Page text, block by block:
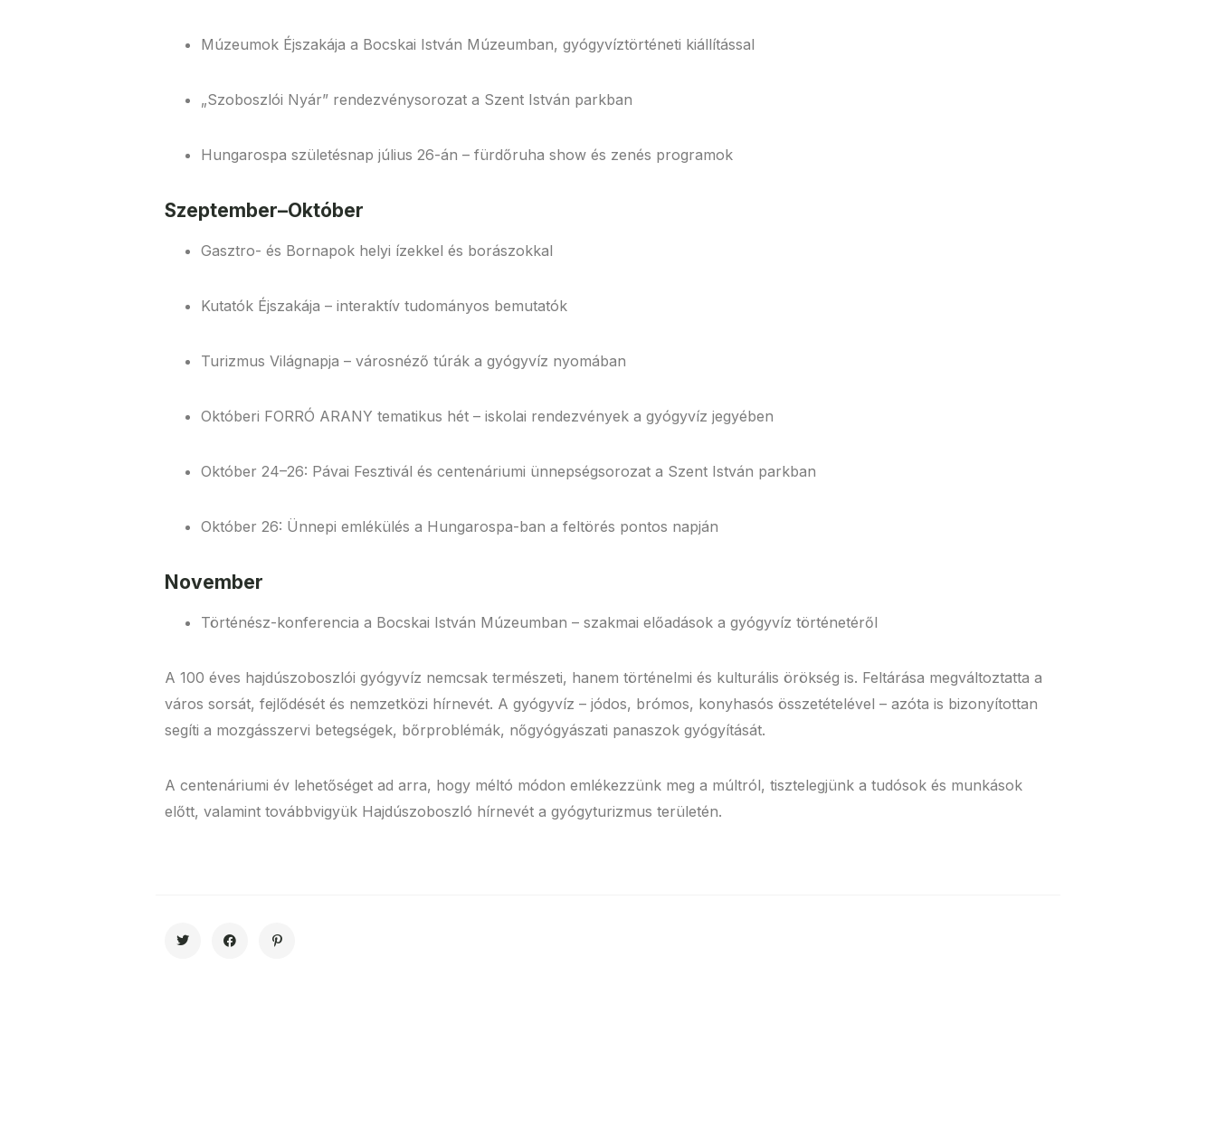
Múzeumok Éjszakája a Bocskai István Múzeumban, gyógyvíztörténeti kiállítással
„Szoboszlói Nyár” rendezvénysorozat a Szent István parkban
Hungarospa születésnap július 26-án – fürdőruha show és zenés programok
Szeptember–Október
Gasztro- és Bornapok helyi ízekkel és borászokkal
Kutatók Éjszakája – interaktív tudományos bemutatók
Turizmus Világnapja – városnéző túrák a gyógyvíz nyomában
Októberi FORRÓ ARANY tematikus hét – iskolai rendezvények a gyógyvíz jegyében
Október 24–26: Pávai Fesztivál és centenáriumi ünnepségsorozat a Szent István parkban
Október 26: Ünnepi emlékülés a Hungarospa-ban a feltörés pontos napján
November
Történész-konferencia a Bocskai István Múzeumban – szakmai előadások a gyógyvíz történetéről
A 100 éves hajdúszoboszlói gyógyvíz nemcsak természeti, hanem történelmi és kulturális örökség is. Feltárása megváltoztatta a
város sorsát, fejlődését és nemzetközi hírnevét. A gyógyvíz – jódos, brómos, konyhasós összetételével – azóta is bizonyítottan
segíti a mozgásszervi betegségek, bőrproblémák, nőgyógyászati panaszok gyógyítását.
A centenáriumi év lehetőséget ad arra, hogy méltó módon emlékezzünk meg a múltról, tisztelegjünk a tudósok és munkások
előtt, valamint továbbvigyük Hajdúszoboszló hírnevét a gyógyturizmus területén.